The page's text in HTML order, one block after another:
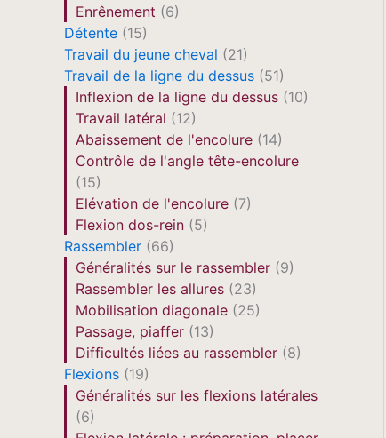
Enrênement (6)
Détente (15)
Travail du jeune cheval (21)
Travail de la ligne du dessus (51)
Inflexion de la ligne du dessus (10)
Travail latéral (12)
Abaissement de l'encolure (14)
Contrôle de l'angle tête-encolure
(15)
Elévation de l'encolure (7)
Flexion dos-rein (5)
Rassembler (66)
Généralités sur le rassembler (9)
Rassembler les allures (23)
Mobilisation diagonale (25)
Passage, piaffer (13)
Difficultés liées au rassembler (8)
Flexions (19)
Généralités sur les flexions latérales
(6)